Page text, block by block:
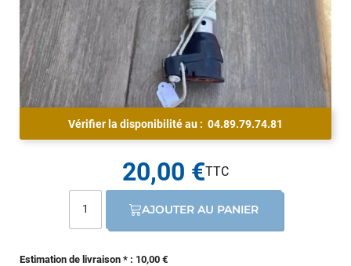
Vérifier la disponibilité au : 04.89.79.74.81
Estimation de livraison * : 10,00 €
20,00 €
AJOUTER AU PANIER